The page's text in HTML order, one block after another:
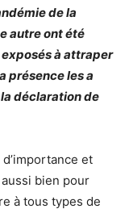
de la
autre ont été
exposés à attraper
présence les a
déclaration de
et
bien pour
à tous types de